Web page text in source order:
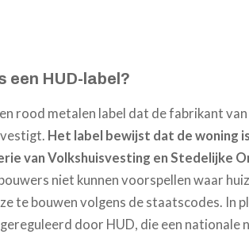
een HUD-label?
rood metalen label dat de fabrikant
Het label bewijst dat de woning
van Volkshuisvesting en Stedelijke
niet kunnen voorspellen waar
te bouwen volgens de staatscodes. In
door HUD, die een nationale